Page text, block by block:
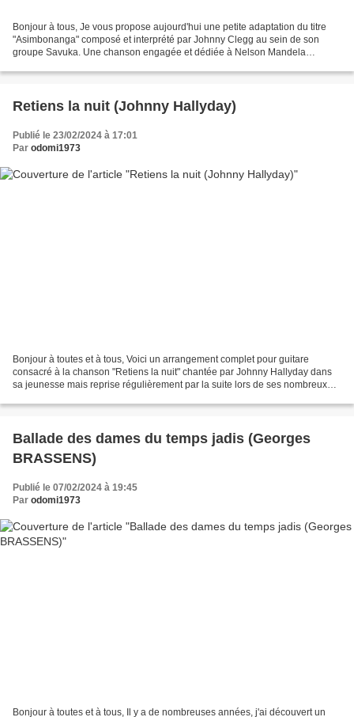
Bonjour à tous, Je vous propose aujourd'hui une petite adaptation du titre
"Asimbonanga" composé et interprété par Johnny Clegg au sein de son
groupe Savuka. Une chanson engagée et dédiée à Nelson Mandela
Retiens la nuit (Johnny Hallyday)
Publié le 23/02/2024 à 17:01
Par odomi1973
Bonjour à toutes et à tous, Voici un arrangement complet pour guitare
consacré à la chanson "Retiens la nuit" chantée par Johnny Hallyday dans
sa jeunesse mais reprise régulièrement par la suite lors de ses nombreux
Ballade des dames du temps jadis (Georges
BRASSENS)
Publié le 07/02/2024 à 19:45
Par odomi1973
Bonjour à toutes et à tous, Il y a de nombreuses années, j'ai découvert un